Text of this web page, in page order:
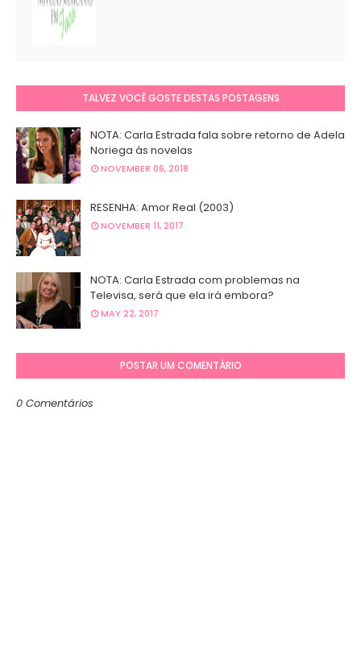
TALVEZ VOCÊ GOSTE DESTAS POSTAGENS
NOTA: Carla Estrada fala sobre retorno de Adela
Noriega às novelas
NOVEMBER 06, 2018
RESENHA: Amor Real (2003)
NOVEMBER 11, 2017
NOTA: Carla Estrada com problemas na
Televisa, será que ela irá embora?
MAY 22, 2017
POSTAR UM COMENTÁRIO
0 Comentários